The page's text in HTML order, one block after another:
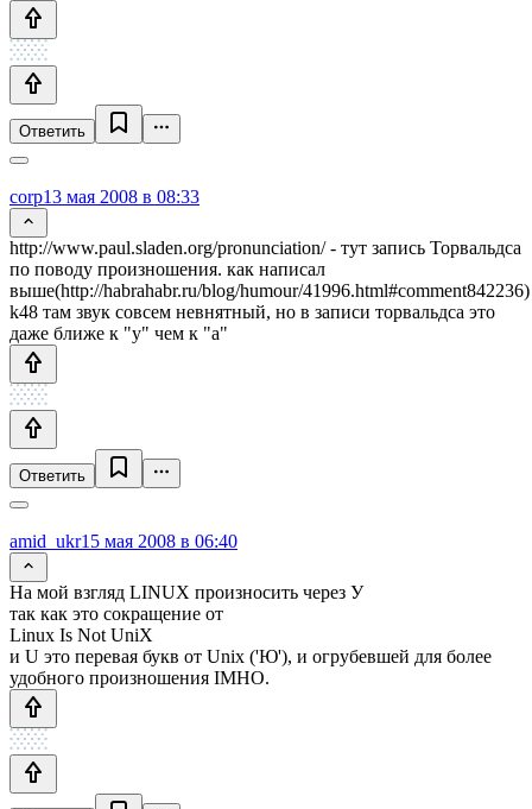
Ответить
corp13 мая 2008 в 08:33
http://www.paul.sladen.org/pronunciation/ - тут запись Торвальдса
по поводу произношения. как написал
выше(http://habrahabr.ru/blog/humour/41996.html#comment842236)
k48 там звук совсем невнятный, но в записи торвальдса это
даже ближе к "у" чем к "а"
Ответить
amid_ukr15 мая 2008 в 06:40
На мой взгляд LINUX произносить через У
так как это сокращение от
Linux Is Not UniX
и U это перевая букв от Unix ('Ю'), и огрубевшей для более
удобного произношения IMHO.